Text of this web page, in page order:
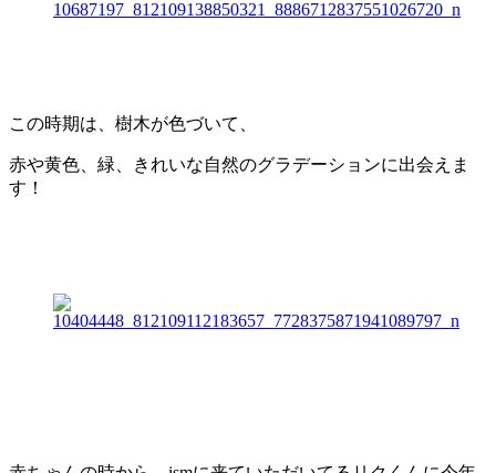
この時期は、樹木が色づいて、
赤や黄色、緑、きれいな自然のグラデーションに出会えま
す！